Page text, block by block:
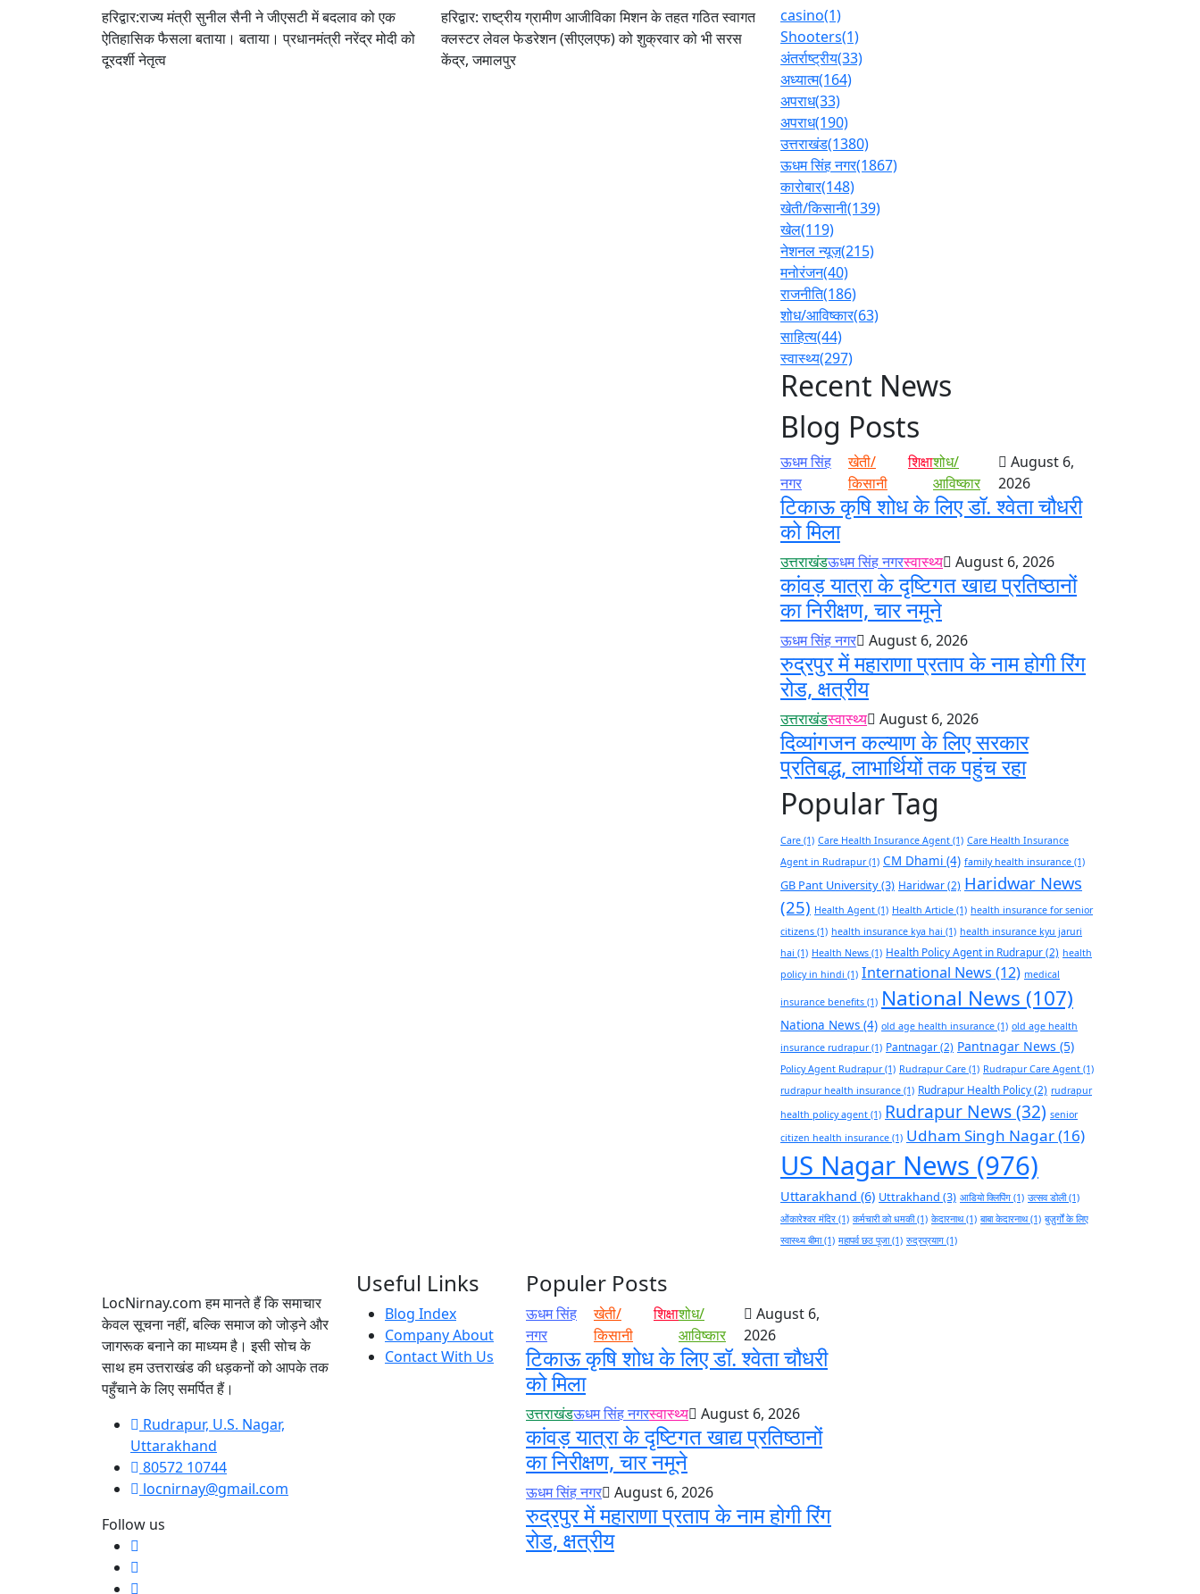
हरिद्वार:राज्य मंत्री सुनील सैनी ने जीएसटी में बदलाव को एक
ऐतिहासिक फैसला बताया। बताया। प्रधानमंत्री नरेंद्र मोदी को
दूरदर्शी नेतृत्व
हरिद्वार: राष्ट्रीय ग्रामीण आजीविका मिशन के तहत गठित स्वागत
क्लस्टर लेवल फेडरेशन (सीएलएफ) को शुक्रवार को भी सरस
केंद्र, जमालपुर
casino(1)
Shooters(1)
अंतर्राष्ट्रीय(33)
अध्यात्म(164)
अपराध(33)
अपराध(190)
उत्तराखंड(1380)
ऊधम सिंह नगर(1867)
कारोबार(148)
खेती/किसानी(139)
खेल(119)
नेशनल न्यूज़(215)
मनोरंजन(40)
राजनीति(186)
शोध/आविष्कार(63)
साहित्य(44)
स्वास्थ्य(297)
Recent News
Blog Posts
ऊधम सिंह
नगर
खेती/
किसानी
शिक्षाशोध/
आविष्कार
August 6,
2026
टिकाऊ कृषि शोध के लिए डॉ. श्वेता चौधरी
को मिला
उत्तराखंडऊधम सिंह नगरस्वास्थ्य August 6, 2026
कांवड़ यात्रा के दृष्टिगत खाद्य प्रतिष्ठानों
का निरीक्षण, चार नमूने
ऊधम सिंह नगर August 6, 2026
रुद्रपुर में महाराणा प्रताप के नाम होगी रिंग
रोड, क्षत्रीय
उत्तराखंडस्वास्थ्य August 6, 2026
दिव्यांगजन कल्याण के लिए सरकार
प्रतिबद्ध, लाभार्थियों तक पहुंच रहा
Popular Tag
Care (1) Care Health Insurance Agent (1) Care Health Insurance
Agent in Rudrapur(1) CM Dhami (4) family health insurance (1)
GB Pant University(3) Haridwar(2) Haridwar News
(25) Health Agent (1) Health Article (1) health insurance for senior
citizens (1) health insurance kya hai (1) health insurance kyu jaruri
hai (1) Health News (1) Health Policy Agent in Rudrapur(2) health
policy in hindi (1) International News (12) medical
insurance benefits (1) National News (107)
Nationa News (4) old age health insurance (1) old age health
insurance rudrapur(1) Pantnagar(2) Pantnagar News (5)
Policy Agent Rudrapur(1) Rudrapur Care (1) Rudrapur Care Agent (1)
rudrapur health insurance (1) Rudrapur Health Policy(2) rudrapur
health policy agent (1) Rudrapur News(32) senior
citizen health insurance (1) Udham Singh Nagar(16)
US Nagar News (976)
Uttarakhand (6) Uttrakhand (3) आडियो क्लिपिंग (1) उत्सव डोली(1)
ओंकारेश्वर मंदिर (1) कर्मचारी को धमकी(1) केदारनाथ(1) बाबा केदारनाथ(1) बुज़ुर्गों के लिए
स्वास्थ्य बीमा(1) महापर्व छठ पूजा(1) रुद्रप्रयाग (1)
LocNirnay.com हम मानते हैं कि समाचार
केवल सूचना नहीं, बल्कि समाज को जोड़ने और
जागरूक बनाने का माध्यम है। इसी सोच के
साथ हम उत्तराखंड की धड़कनों को आपके तक
पहुँचाने के लिए समर्पित हैं।
Rudrapur, U.S. Nagar,
Uttarakhand
80572 10744
locnirnay@gmail.com
Follow us
Useful Links
Blog Index
Company About
Contact With Us
Populer Posts
ऊधम सिंह
नगर
खेती/
किसानी
शिक्षाशोध/
आविष्कार
August 6,
2026
टिकाऊ कृषि शोध के लिए डॉ. श्वेता चौधरी
को मिला
उत्तराखंडऊधम सिंह नगरस्वास्थ्य August 6, 2026
कांवड़ यात्रा के दृष्टिगत खाद्य प्रतिष्ठानों
का निरीक्षण, चार नमूने
ऊधम सिंह नगर August 6, 2026
रुद्रपुर में महाराणा प्रताप के नाम होगी रिंग
रोड, क्षत्रीय